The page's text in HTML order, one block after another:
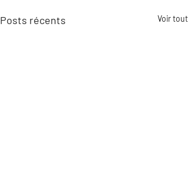
Posts récents Voir tout